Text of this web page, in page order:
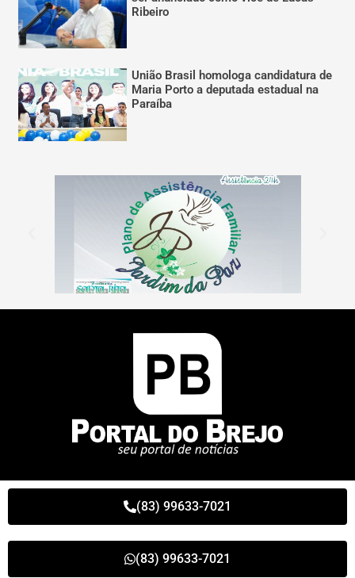
Ribeiro
União Brasil homologa candidatura de
Maria Porto a deputada estadual na
Paraíba
(83) 99633-7021
(83) 99633-7021